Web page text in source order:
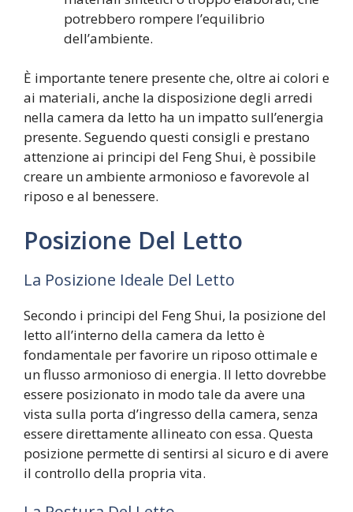
potrebbero rompere l’equilibrio
dell’ambiente.
È importante tenere presente che, oltre ai colori e
ai materiali, anche la disposizione degli arredi
nella camera da letto ha un impatto sull’energia
presente. Seguendo questi consigli e prestano
attenzione ai principi del Feng Shui, è possibile
creare un ambiente armonioso e favorevole al
riposo e al benessere.
Posizione Del Letto
La Posizione Ideale Del Letto
Secondo i principi del Feng Shui, la posizione del
letto all’interno della camera da letto è
fondamentale per favorire un riposo ottimale e
un flusso armonioso di energia. Il letto dovrebbe
essere posizionato in modo tale da avere una
vista sulla porta d’ingresso della camera, senza
essere direttamente allineato con essa. Questa
posizione permette di sentirsi al sicuro e di avere
il controllo della propria vita.